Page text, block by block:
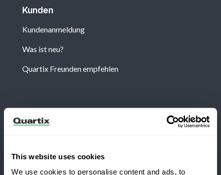
This website uses cookies
We use cookies to personalise content and ads, to
Kunden
Kundenanmeldung
Was ist neu?
Quartix Freunden empfehlen
Abonnieren Sie, um die neuesten Nachrichten und